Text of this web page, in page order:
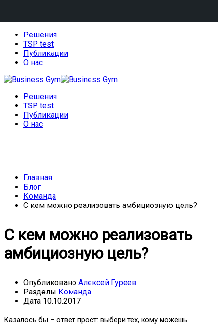
Решения
TSP test
Публикации
О нас
Решения
TSP test
Публикации
О нас
Главная
Блог
Команда
С кем можно реализовать амбициозную цель?
С кем можно реализовать
амбициозную цель?
Опубликовано Алексей Гуреев
Разделы Команда
Дата 10.10.2017
Казалось бы – ответ прост: выбери тех, кому можешь